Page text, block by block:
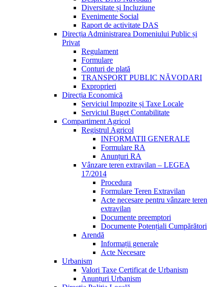
Diversitate și Incluziune
Evenimente Social
Raport de activitate DAS
Direcția Administrarea Domeniului Public și
Privat
Regulament
Formulare
Conturi de plată
TRANSPORT PUBLIC NĂVODARI
Exproprieri
Direcția Economică
Serviciul Impozite și Taxe Locale
Serviciul Buget Contabilitate
Compartiment Agricol
Registrul Agricol
INFORMATII GENERALE
Formulare RA
Anunțuri RA
Vânzare teren extravilan – LEGEA
17/2014
Procedura
Formulare Teren Extravilan
Acte necesare pentru vânzare teren
extravilan
Documente preemptori
Documente Potențiali Cumpărători
Arendă
Informații generale
Acte Necesare
Urbanism
Valori Taxe Certificat de Urbanism
Anunțuri Urbanism